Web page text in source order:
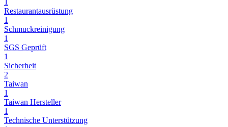
Restaurantausrüstung
1
Schmuckreinigung
1
SGS Geprüft
1
Sicherheit
2
Taiwan
1
Taiwan Hersteller
1
Technische Unterstützung